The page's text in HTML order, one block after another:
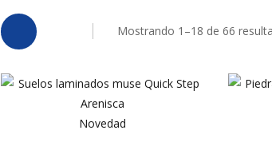
Mostrando 1–18 de 66
Novedad